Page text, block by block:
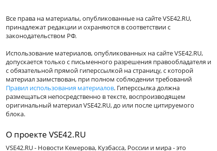
Все права на материалы, опубликованные на сайте VSE42.RU,
принадлежат редакции и охраняются в соответствии с
законодательством РФ.
Использование материалов, опубликованных на сайте VSE42.RU,
допускается только с письменного разрешения правообладателя и
с обязательной прямой гиперссылкой на страницу, с которой
материал заимствован, при полном соблюдении требований
Правил использования материалов. Гиперссылка должна
размещаться непосредственно в тексте, воспроизводящем
оригинальный материал VSE42.RU, до или после цитируемого
блока.
О проекте VSE42.RU
VSE42.RU - Новости Кемерова, Кузбасса, России и мира - это